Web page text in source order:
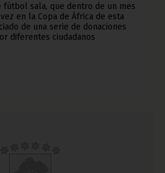
fútbol sala, que dentro de un mes
en la Copa de África de esta
de una serie de donaciones
diferentes ciudadanos